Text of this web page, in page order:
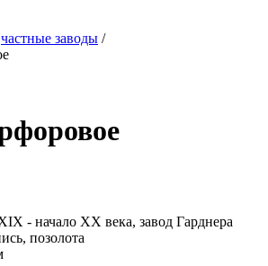
частные заводы /
- начало ХХ века, завод Гарднера
позолота